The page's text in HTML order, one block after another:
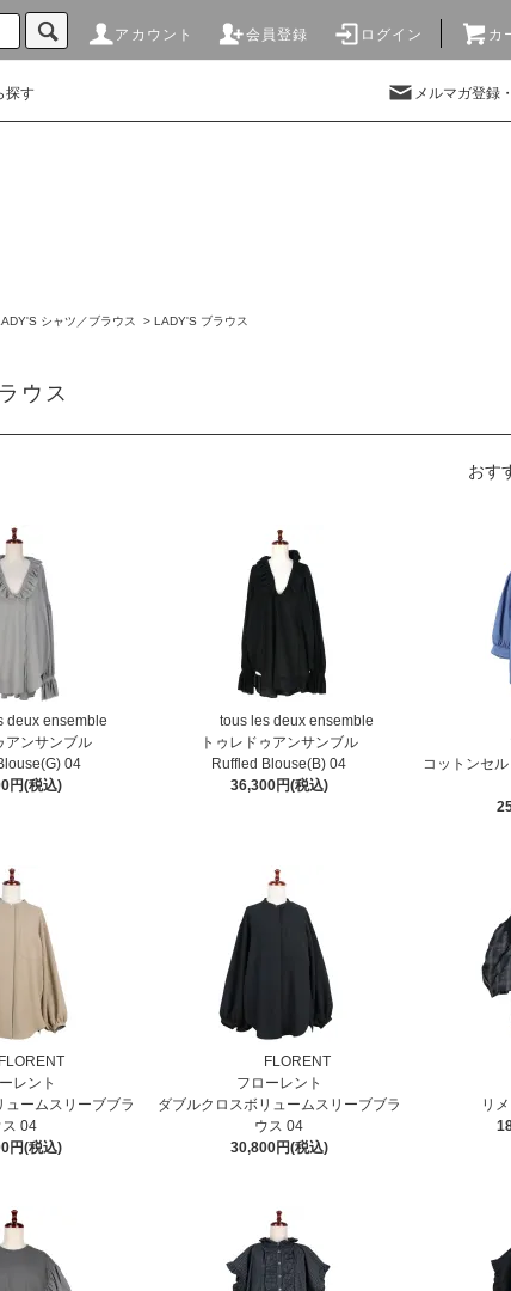
アカウント 会員登録 ログイン カ
探す メルマガ登録
シャツ／ブラウス > LADY'S ブラウス
ウス
おす
deux ensemble
アンサンブル
04
円(税込)
tous les deux ensemble
トゥレドゥアンサンブル
Ruffled Blouse(B) 04
36,300円(税込)
コットンセ
FLORENT
レント
ュームスリーブブラ
ス 04
円(税込)
FLORENT
フローレント
ダブルクロスボリュームスリーブブラ
ウス 04
30,800円(税込)
リ